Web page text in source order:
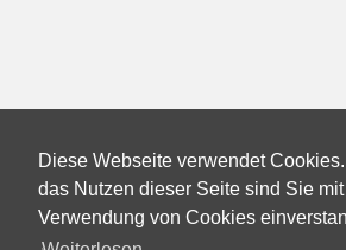
Diese Webseite verwendet
das Nutzen dieser Seite sind Sie
Verwendung von Cookies